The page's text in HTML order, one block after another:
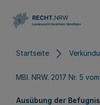
Startseite
MBl. NRW. 2017 Nr. 5
Ausübung der